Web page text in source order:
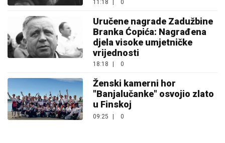
11:18 | 0
Uručene nagrade Zadužbine
Branka Ćopića: Nagrađena
djela visoke umjetničke
vrijednosti
18:18 | 0
Ženski kamerni hor
"Banjalučanke" osvojio zlato
u Finskoj
09:25 0